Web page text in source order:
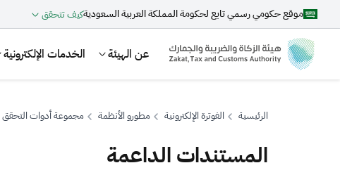
موقع حكومي رسمي تابع لحكومة المملكة العربية السعوديةكيف تتحقق
عن الهيئة الخدمات الإلكترونية
بحث
الرئيسية الفوترة الإلكترونية مطورو الأنظمة مجموعة أدوات التحقق
المستندات الداعمة